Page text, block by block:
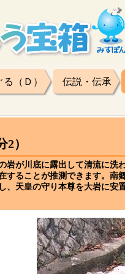
（Ｄ） 伝説・伝承
）
岩が川底に露出して清流に
することが推測できます。
、天皇の守り本尊を大岩に